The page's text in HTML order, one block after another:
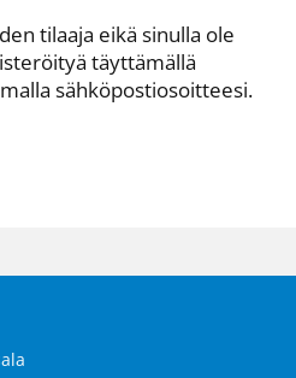
tilaaja eikä sinulla ole
täyttämällä
sähkö­posti­osoitteesi.